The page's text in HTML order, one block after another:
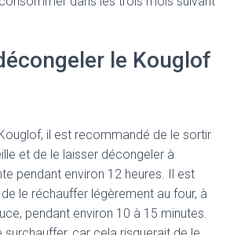
le Kouglof
il est recommandé de le sortir
et de le laisser décongeler à
pendant environ 12 heures. Il est
le réchauffer légèrement au four, à
pendant environ 10 à 15 minutes.